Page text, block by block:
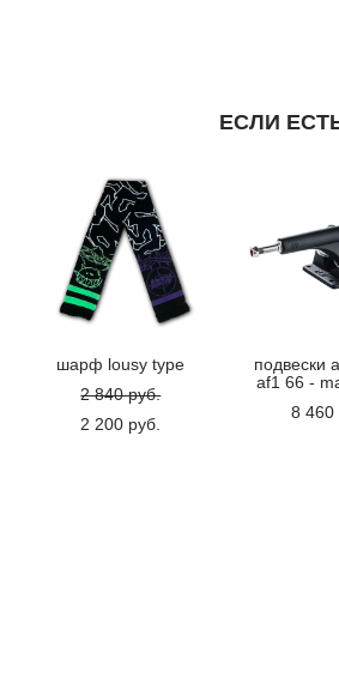
ЕСЛИ
шарф lousy type
2 840 pуб.
2 200 pуб.
подвески
af1 66 -
8 460